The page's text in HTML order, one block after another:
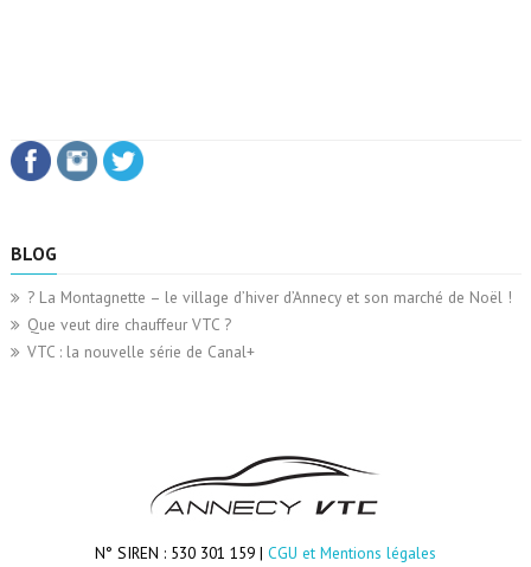
BLOG
? La Montagnette – le village d’hiver d’Annecy et son marché de Noël !
Que veut dire chauffeur VTC ?
VTC : la nouvelle série de Canal+
N° SIREN : 530 301 159 | CGU et Mentions légales